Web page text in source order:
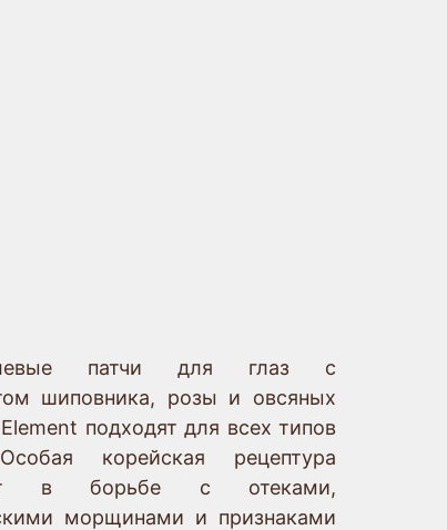
патчи для глаз с
шиповника, розы и овсяных
подходят для всех типов
корейская рецептура
в борьбе с отеками,
морщинами и признаками